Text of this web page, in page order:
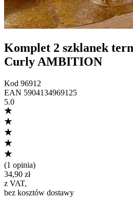
Komplet 2 szklanek
Curly AMBITION
Kod 96912
EAN 5904134969125
5.0
(1 opinia)
34,90 zł
z VAT,
bez kosztów dostawy